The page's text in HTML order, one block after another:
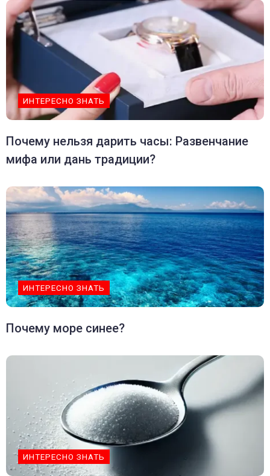
ИНТЕРЕСНО ЗНАТЬ
Почему нельзя дарить часы: Развенчание
мифа или дань традиции?
ИНТЕРЕСНО ЗНАТЬ
Почему море синее?
ИНТЕРЕСНО ЗНАТЬ